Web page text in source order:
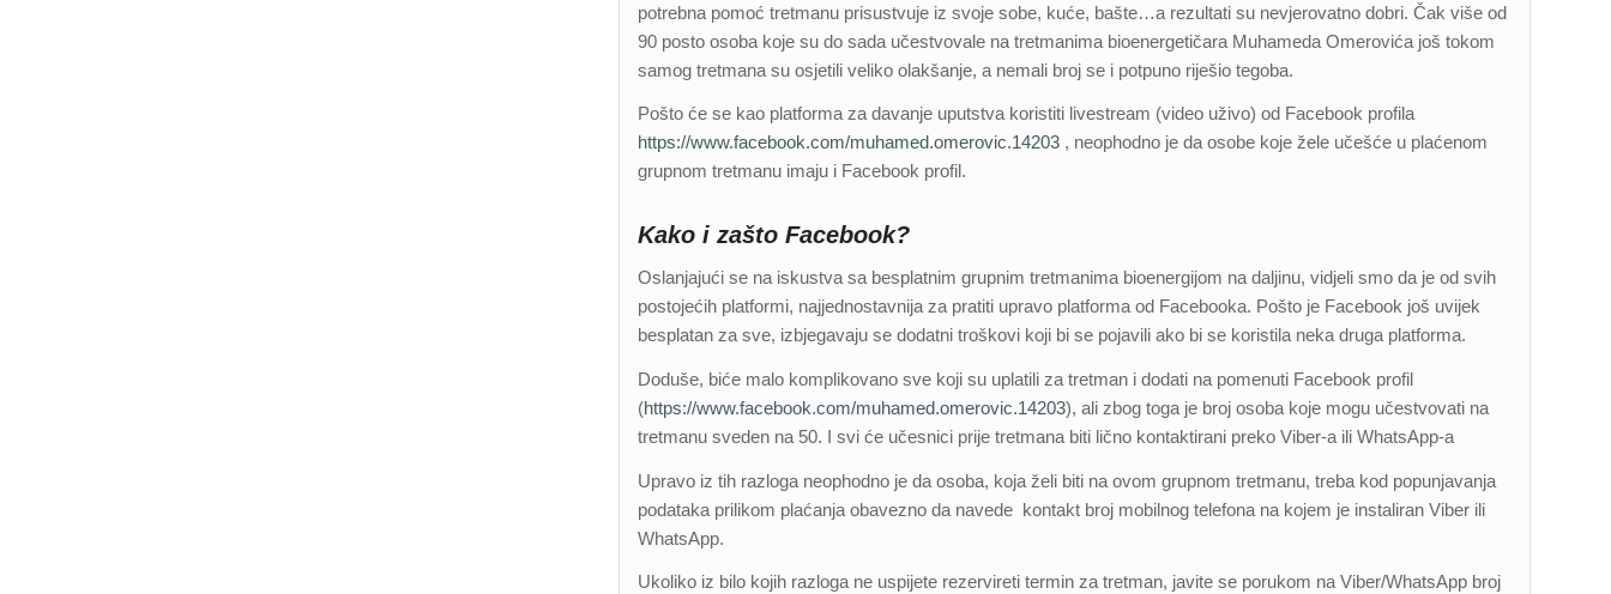
potrebna pomoć tretmanu prisustvuje iz svoje sobe, kuće, bašte…a rezultati su nevjerovatno dobri. Čak više od
90 posto osoba koje su do sada učestvovale na tretmanima bioenergetičara Muhameda Omerovića još tokom
samog tretmana su osjetili veliko olakšanje, a nemali broj se i potpuno riješio tegoba.
Pošto će se kao platforma za davanje uputstva koristiti livestream (video uživo) od Facebook profila
https://www.facebook.com/muhamed.omerovic.14203 , neophodno je da osobe koje žele učešće u plaćenom
grupnom tretmanu imaju i Facebook profil.
Kako i zašto Facebook?
Oslanjajući se na iskustva sa besplatnim grupnim tretmanima bioenergijom na daljinu, vidjeli smo da je od svih
postojećih platformi, najjednostavnija za pratiti upravo platforma od Facebooka. Pošto je Facebook još uvijek
besplatan za sve, izbjegavaju se dodatni troškovi koji bi se pojavili ako bi se koristila neka druga platforma.
Doduše, biće malo komplikovano sve koji su uplatili za tretman i dodati na pomenuti Facebook profil
(https://www.facebook.com/muhamed.omerovic.14203), ali zbog toga je broj osoba koje mogu učestvovati na
tretmanu sveden na 50. I svi će učesnici prije tretmana biti lično kontaktirani preko Viber-a ili WhatsApp-a
Upravo iz tih razloga neophodno je da osoba, koja želi biti na ovom grupnom tretmanu, treba kod popunjavanja
podataka prilikom plaćanja obavezno da navede kontakt broj mobilnog telefona na kojem je instaliran Viber ili
WhatsApp.
Ukoliko iz bilo kojih razloga ne uspijete rezervireti termin za tretman, javite se porukom na Viber/WhatsApp broj